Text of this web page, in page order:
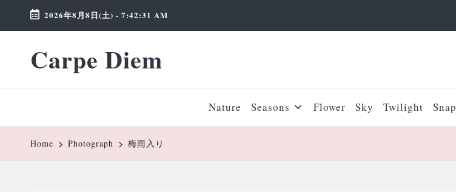
Skip
content
2026年8月8日(土) - 7:42:32 AM
Carpe Diem
Weekend
Wonderland
Nature Seasons Flower Sky Twilight Snap
Home Photograph 梅雨入り